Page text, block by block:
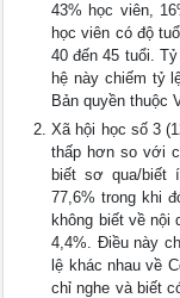
43% học viên,
học viên có độ
40 đến 45 tuổi.
hệ này chiếm tỷ
Bản quyền thuộc
Xã hội học số 3
thấp hơn so với
biết sơ qua/biết
77,6% trong khi
không biết về
4,4%. Điều này
lệ khác nhau về
chỉ nghe và biết